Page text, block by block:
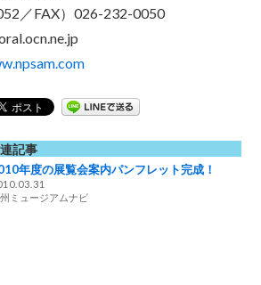
／FAX）026-232-0050
記事
年度の展覧会案内パンフレット完成！
ミュージアムナビ